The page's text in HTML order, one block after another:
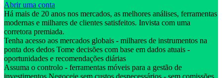
Abrir uma conta
Há mais de 20 anos nos mercados, as melhores análises, ferramentas
modernas e milhares de clientes satisfeitos. Invista com uma
corretora premiada.
Tenha acesso aos mercados globais - milhares de instrumentos na
ponta dos dedos Tome decisões com base em dados atuais -
oportunidades e recomendações diárias
Assuma o controlo - ferramentas móveis para a gestão de
investimentos Negoceie sem custos desnecessários - sem comissões